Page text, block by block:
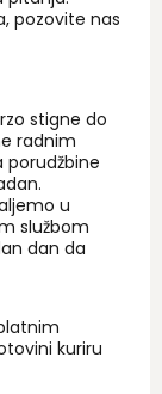
pozovite nas
stigne do
radnim
porudžbine
u
službom
dan da
kuriru